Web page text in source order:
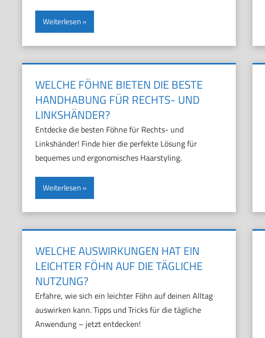
Weiterlesen
WELCHE FÖHNE BIETEN DIE BESTE
HANDHABUNG FÜR RECHTS- UND
LINKSHÄNDER?
Entdecke die besten Föhne für Rechts- und
Linkshänder! Finde hier die perfekte Lösung für
bequemes und ergonomisches Haarstyling.
Weiterlesen
WELCHE AUSWIRKUNGEN HAT EIN
LEICHTER FÖHN AUF DIE TÄGLICHE
NUTZUNG?
Erfahre, wie sich ein leichter Föhn auf deinen Alltag
auswirken kann. Tipps und Tricks für die tägliche
Anwendung – jetzt entdecken!